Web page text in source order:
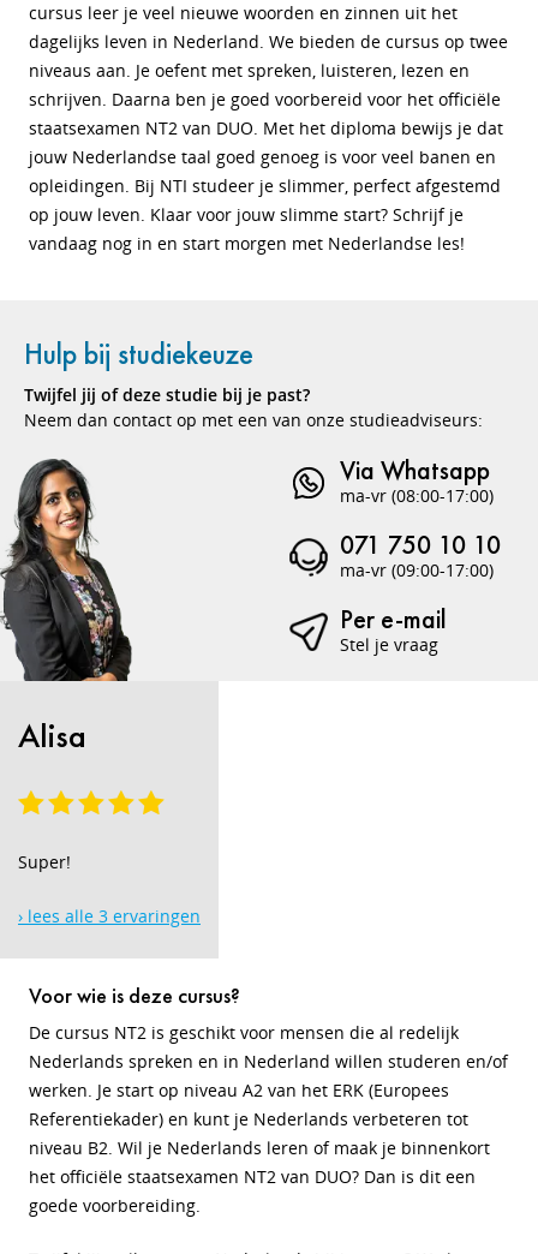
cursus leer je veel nieuwe woorden en zinnen uit het
dagelijks leven in Nederland. We bieden de cursus op twee
niveaus aan. Je oefent met spreken, luisteren, lezen en
schrijven. Daarna ben je goed voorbereid voor het officiële
staatsexamen NT2 van DUO. Met het diploma bewijs je dat
jouw Nederlandse taal goed genoeg is voor veel banen en
opleidingen. Bij NTI studeer je slimmer, perfect afgestemd
op jouw leven. Klaar voor jouw slimme start? Schrijf je
vandaag nog in en start morgen met Nederlandse les!
Hulp bij studiekeuze
Twijfel jij of deze studie bij je past?
Neem dan contact op met een van onze studieadviseurs:
Via Whatsapp
ma-vr (08:00-17:00)
071 750 10 10
ma-vr (09:00-17:00)
Per e-mail
Stel je vraag
Alisa
Super!
› lees alle 3 ervaringen
Voor wie is deze cursus?
De cursus NT2 is geschikt voor mensen die al redelijk
Nederlands spreken en in Nederland willen studeren en/of
werken. Je start op niveau A2 van het ERK (Europees
Referentiekader) en kunt je Nederlands verbeteren tot
niveau B2. Wil je Nederlands leren of maak je binnenkort
het officiële staatsexamen NT2 van DUO? Dan is dit een
goede voorbereiding.